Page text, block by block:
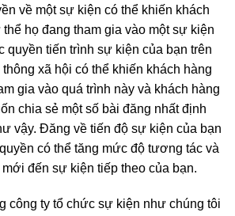
về một sự kiện có thể khiến khách
họ đang tham gia vào một sự kiện
quyền tiến trình sự kiện của bạn trên
xã hội có thể khiến khách hàng
gia vào quá trình này và khách hàng
chia sẻ một số bài đăng nhất định
vậy. Đăng về tiến độ sự kiện của bạn
có thể tăng mức độ tương tác và
đến sự kiện tiếp theo của bạn.
công ty tổ chức sự kiện như chúng tôi